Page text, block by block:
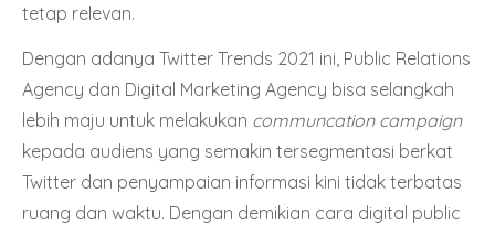
tetap relevan.
Dengan adanya Twitter Trends 2021 ini, Public Relations
Agency dan Digital Marketing Agency bisa selangkah
lebih maju untuk melakukan communcation campaign
kepada audiens yang semakin tersegmentasi berkat
Twitter dan penyampaian informasi kini tidak terbatas
ruang dan waktu. Dengan demikian cara digital public